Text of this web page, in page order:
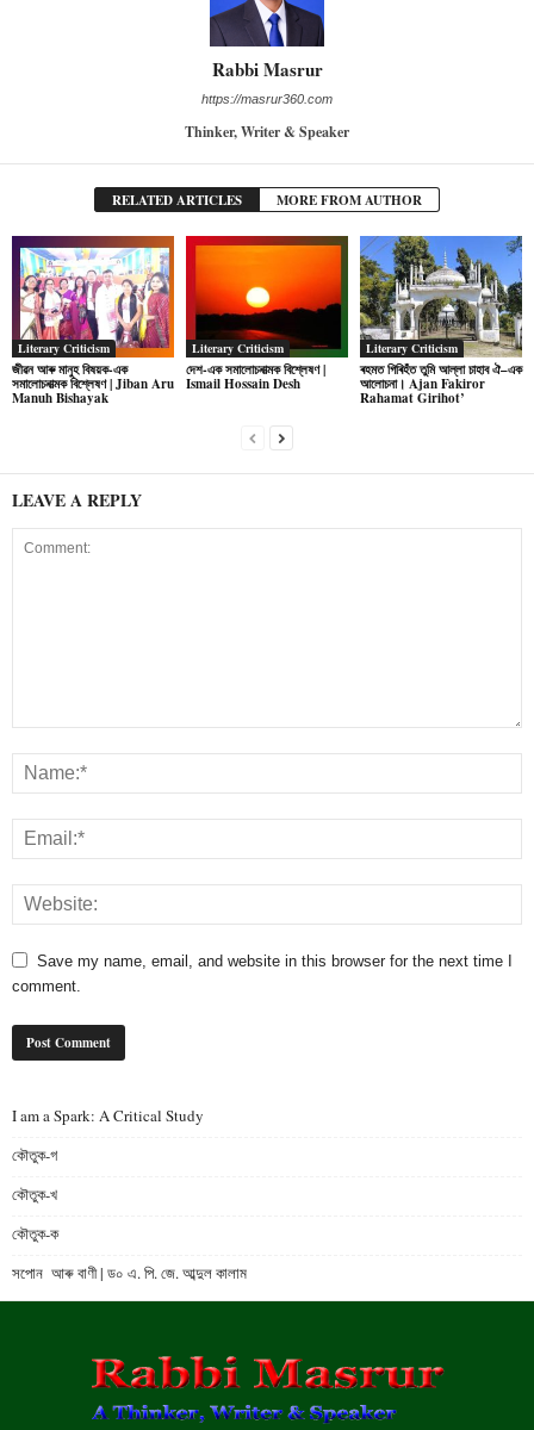
Rabbi Masrur
https://masrur360.com
Thinker, Writer & Speaker
RELATED ARTICLES MORE FROM AUTHOR
Literary Criticism
জীৱন আৰু মানুহ বিষয়ক-এক
সমালোচনাত্মক বিশ্লেষণ | Jiban Aru
Manuh Bishayak
Literary Criticism
দেশ-এক সমালোচনাত্মক বিশ্লেষণ |
Ismail Hossain Desh
Literary Criticism
ৰহমত গিৰিহঁত তুমি আল্লা চাহাব ঐ–এক
আলোচনা। Ajan Fakiror
Rahamat Girihot’
LEAVE A REPLY
Save my name, email, and website in this browser for the next time I
comment.
I am a Spark: A Critical Study
কৌতুক-গ
কৌতুক-খ
কৌতুক-ক
সপোন আৰু বাণী | ড০ এ. পি. জে. আব্দুল কালাম